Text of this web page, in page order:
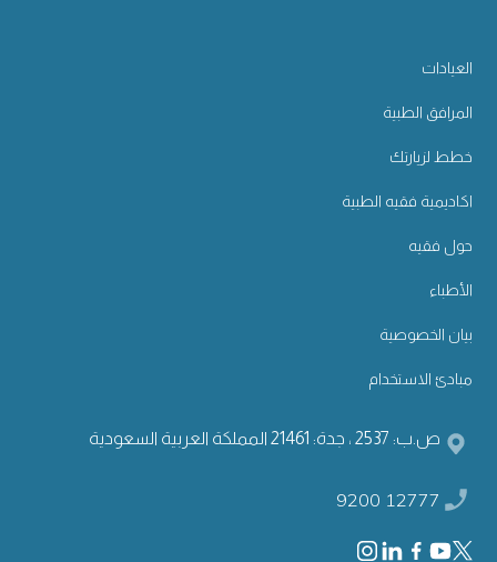
العيادات
المرافق الطبية
خطط لزيارتك
اكاديمية فقيه الطبية
حول فقيه
الأطباء
بيان الخصوصية
مبادئ الاستخدام
ص.ب: 2537 ، جدة: 21461 المملكة العربية السعودية
9200 12777